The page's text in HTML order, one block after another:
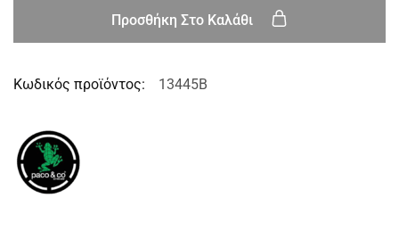
Προσθήκη Στο Καλάθι
Κωδικός προϊόντος: 13445B